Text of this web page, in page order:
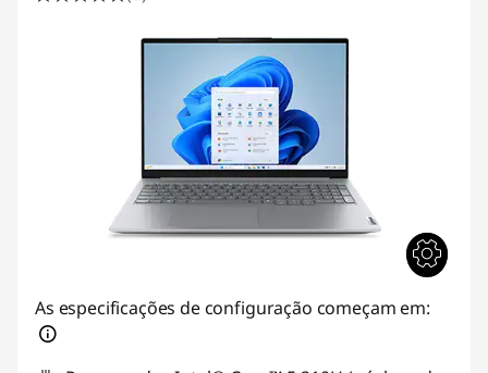
As especificações de configuração começam em: